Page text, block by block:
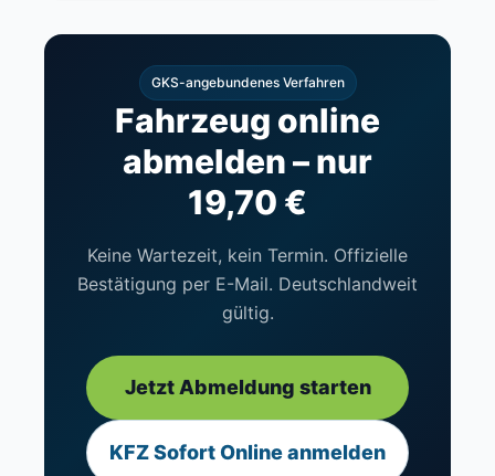
GKS-angebundenes Verfahren
Fahrzeug online
abmelden – nur
19,70 €
Keine Wartezeit, kein Termin. Offizielle
Bestätigung per E-Mail. Deutschlandweit
gültig.
Jetzt Abmeldung starten
KFZ Sofort Online anmelden